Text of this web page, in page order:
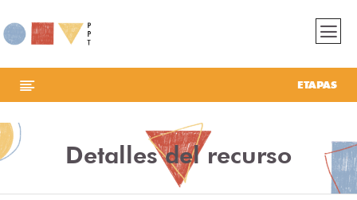
ETAPAS
Detalles del recurso